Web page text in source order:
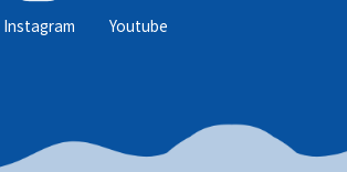
Instagram Youtube